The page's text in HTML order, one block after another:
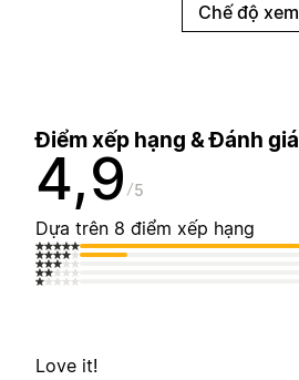
Chế độ xem
Điểm xếp hạng & Đánh giá
4,9 5
Dựa trên 8 điểm xếp hạng
Love it!